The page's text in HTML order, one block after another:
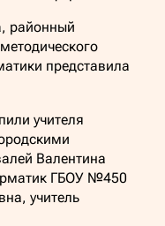
районный
представила
учителя
Валентина
ГБОУ №450
учитель